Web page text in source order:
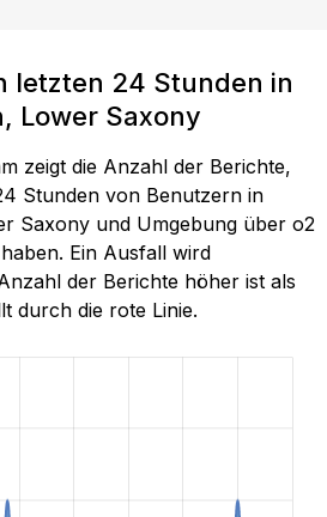
letzten 24 Stunden in
Lower Saxony
zeigt die Anzahl der Berichte,
Stunden von Benutzern in
Saxony und Umgebung über o2
Ein Ausfall wird
der Berichte höher ist als
durch die rote Linie.